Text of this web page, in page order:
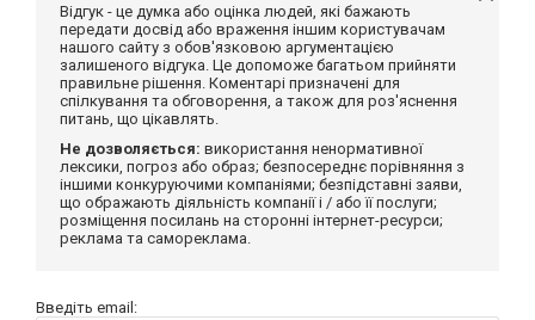
Відгук - це думка або оцінка людей, які бажають
передати досвід або враження іншим користувачам
нашого сайту з обов'язковою аргументацією
залишеного відгука. Це допоможе багатьом прийняти
правильне рішення. Коментарі призначені для
спілкування та обговорення, а також для роз'яснення
питань, що цікавлять.
Не дозволяється: використання ненормативної
лексики, погроз або образ; безпосереднє порівняння з
іншими конкуруючими компаніями; безпідставні заяви,
що ображають діяльність компанії і / або її послуги;
розміщення посилань на сторонні інтернет-ресурси;
реклама та самореклама.
Введіть email: